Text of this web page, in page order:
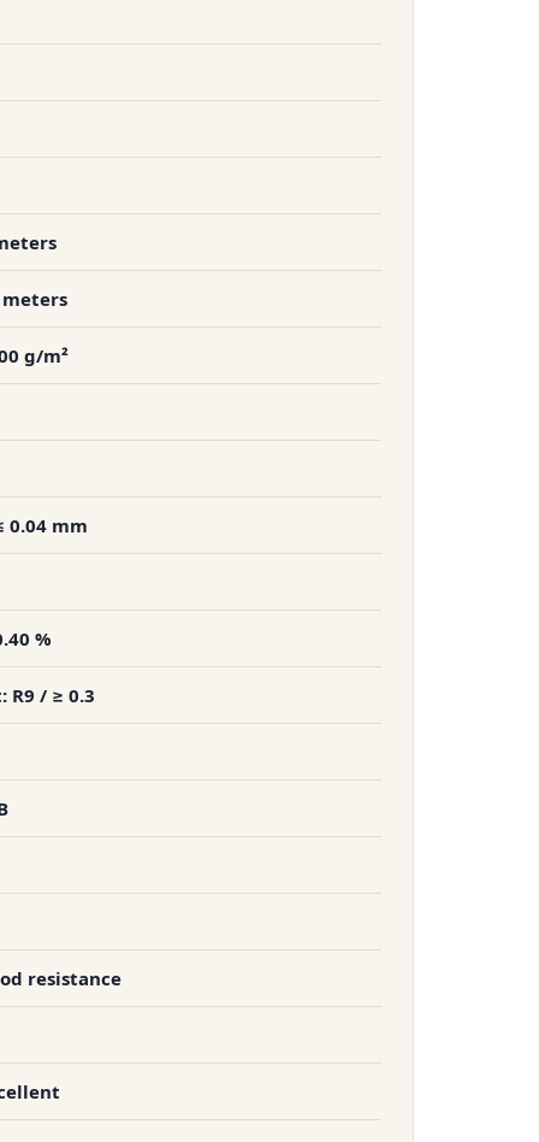
meters
g/m²
0.04 mm
%
R9 / ≥ 0.3
resistance